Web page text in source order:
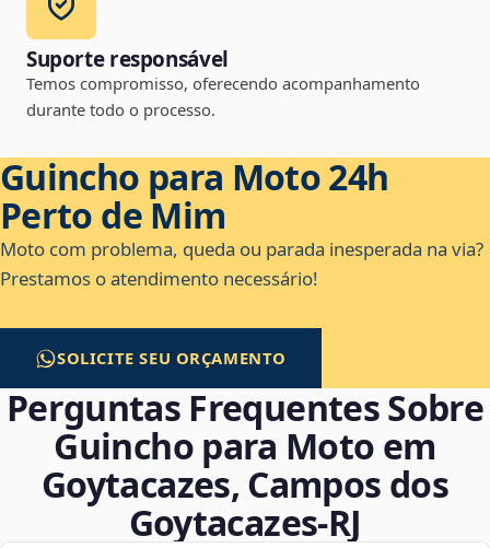
Suporte responsável
Temos compromisso, oferecendo acompanhamento
durante todo o processo.
Guincho para Moto 24h
Perto de Mim
Moto com problema, queda ou parada inesperada na via?
Prestamos o atendimento necessário!
SOLICITE SEU ORÇAMENTO
Perguntas Frequentes Sobre
Guincho para Moto em
Goytacazes, Campos dos
Goytacazes‑RJ